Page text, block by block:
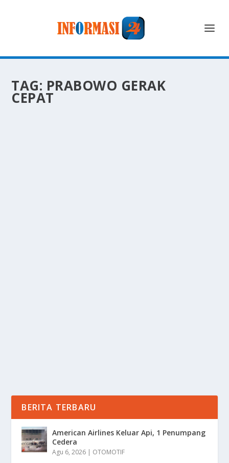
TAG: PRABOWO GERAK
CEPAT
BERITA TERBARU
American Airlines Keluar Api, 1 Penumpang
Cedera
Agu 6, 2026 | OTOMOTIF